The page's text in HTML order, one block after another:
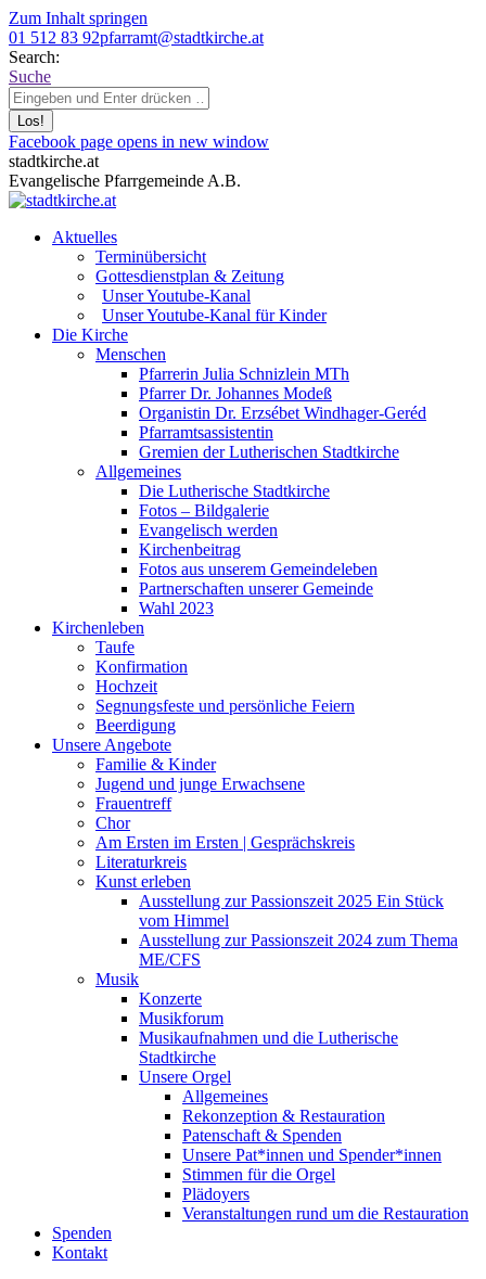
Zum Inhalt springen
01 512 83 92pfarramt@stadtkirche.at
Search:
Suche
Facebook page opens in new window
stadtkirche.at
Evangelische Pfarrgemeinde A.B.
Aktuelles
Terminübersicht
Gottesdienstplan & Zeitung
Unser Youtube-Kanal
Unser Youtube-Kanal für Kinder
Die Kirche
Menschen
Pfarrerin Julia Schnizlein MTh
Pfarrer Dr. Johannes Modeß
Organistin Dr. Erzsébet Windhager-Geréd
Pfarramtsassistentin
Gremien der Lutherischen Stadtkirche
Allgemeines
Die Lutherische Stadtkirche
Fotos – Bildgalerie
Evangelisch werden
Kirchenbeitrag
Fotos aus unserem Gemeindeleben
Partnerschaften unserer Gemeinde
Wahl 2023
Kirchenleben
Taufe
Konfirmation
Hochzeit
Segnungsfeste und persönliche Feiern
Beerdigung
Unsere Angebote
Familie & Kinder
Jugend und junge Erwachsene
Frauentreff
Chor
Am Ersten im Ersten | Gesprächskreis
Literaturkreis
Kunst erleben
Ausstellung zur Passionszeit 2025 Ein Stück
vom Himmel
Ausstellung zur Passionszeit 2024 zum Thema
ME/CFS
Musik
Konzerte
Musikforum
Musikaufnahmen und die Lutherische
Stadtkirche
Unsere Orgel
Allgemeines
Rekonzeption & Restauration
Patenschaft & Spenden
Unsere Pat*innen und Spender*innen
Stimmen für die Orgel
Plädoyers
Veranstaltungen rund um die Restauration
Spenden
Kontakt